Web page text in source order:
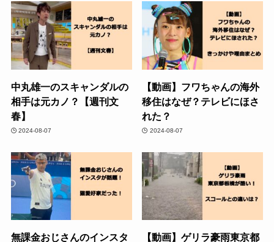
中丸雄一のスキャンダルの
相手は元カノ？【週刊文
春】
2024-08-07
【動画】フワちゃんの海外
移住はなぜ？テレビにほさ
れた？
2024-08-07
無課金おじさんのインスタ 【動画】ゲリラ豪雨東京都